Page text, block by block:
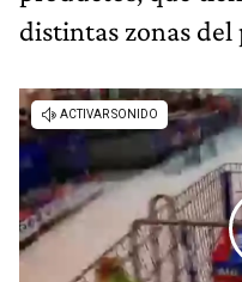
distintas zonas del